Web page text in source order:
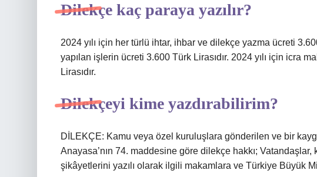
Dilekçe kaç paraya yazılır?
2024 yılı için her türlü ihtar, ihbar ve dilekçe yazma ücreti
yapılan işlerin ücreti 3.600 Türk Lirasıdır. 2024 yılı için icra
Lirasıdır.
Dilekçeyi kime yazdırabilirim?
DİLEKÇE: Kamu veya özel kuruluşlara gönderilen ve bir
Anayasa’nın 74. maddesine göre dilekçe hakkı;
şikâyetlerini yazılı olarak ilgili makamlara ve Türkiye Büyük